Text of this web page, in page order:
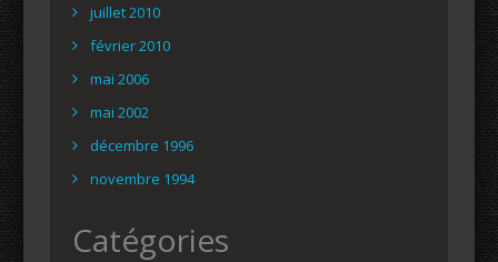
juillet 2010
février 2010
mai 2006
mai 2002
décembre 1996
novembre 1994
Catégories